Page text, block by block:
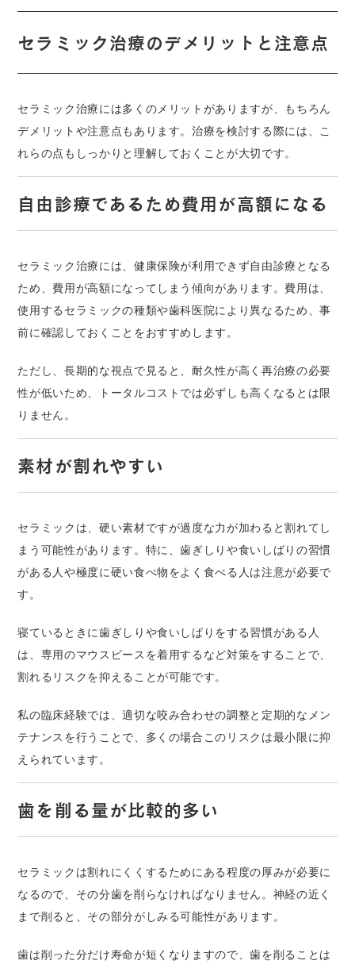
セラミック治療のデメリットと注意点
セラミック治療には多くのメリットがありますが、もちろん
デメリットや注意点もあります。治療を検討する際には、こ
れらの点もしっかりと理解しておくことが大切です。
自由診療であるため費用が高額になる
セラミック治療には、健康保険が利用できず自由診療となる
ため、費用が高額になってしまう傾向があります。費用は、
使用するセラミックの種類や歯科医院により異なるため、事
前に確認しておくことをおすすめします。
ただし、長期的な視点で見ると、耐久性が高く再治療の必要
性が低いため、トータルコストでは必ずしも高くなるとは限
りません。
素材が割れやすい
セラミックは、硬い素材ですが過度な力が加わると割れてし
まう可能性があります。特に、歯ぎしりや食いしばりの習慣
がある人や極度に硬い食べ物をよく食べる人は注意が必要で
す。
寝ているときに歯ぎしりや食いしばりをする習慣がある人
は、専用のマウスピースを着用するなど対策をすることで、
割れるリスクを抑えることが可能です。
私の臨床経験では、適切な咬み合わせの調整と定期的なメン
テナンスを行うことで、多くの場合このリスクは最小限に抑
えられています。
歯を削る量が比較的多い
セラミックは割れにくくするためにある程度の厚みが必要に
なるので、その分歯を削らなければなりません。神経の近く
まで削ると、その部分がしみる可能性があります。
歯は削った分だけ寿命が短くなりますので、歯を削ることは